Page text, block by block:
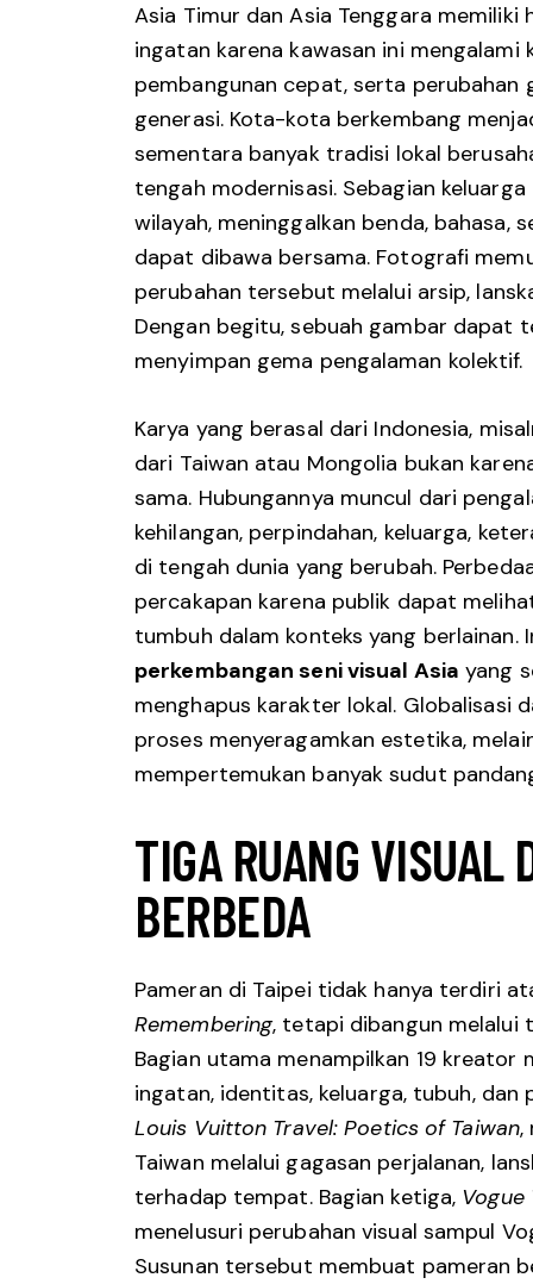
Asia Timur dan Asia Tenggara memiliki
ingatan karena kawasan ini mengalami
pembangunan cepat, serta perubahan
generasi. Kota-kota berkembang
sementara banyak tradisi lokal
tengah modernisasi. Sebagian
wilayah, meninggalkan benda, bahasa,
dapat dibawa bersama. Fotografi
perubahan tersebut melalui arsip,
Dengan begitu, sebuah gambar dapat
menyimpan gema pengalaman kolektif.
Karya yang berasal dari Indonesia,
dari Taiwan atau Mongolia bukan
sama. Hubungannya muncul dari
kehilangan, perpindahan, keluarga,
di tengah dunia yang berubah.
percakapan karena publik dapat
tumbuh dalam konteks yang berlainan.
perkembangan seni visual Asia yang
menghapus karakter lokal. Globalisasi
proses menyeragamkan estetika,
mempertemukan banyak sudut
TIGA RUANG VISUAL
BERBEDA
Pameran di Taipei tidak hanya terdiri
Remembering, tetapi dibangun melalui
Bagian utama menampilkan 19
ingatan, identitas, keluarga, tubuh, dan
Louis Vuitton Travel: Poetics of Taiwan,
Taiwan melalui gagasan perjalanan,
terhadap tempat. Bagian ketiga, Vogue
menelusuri perubahan visual sampul
Susunan tersebut membuat pameran